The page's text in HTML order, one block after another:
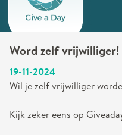
Word zelf vrijwilliger!
19-11-2024
Wil je zelf vrijwilliger
Kijk zeker eens op